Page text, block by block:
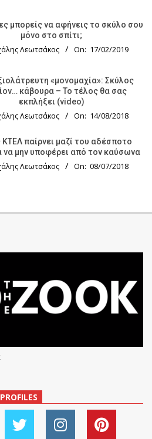
μπορείς να αφήνεις το σκύλο σου
μόνο στο σπίτι;
Λεωτσάκος On: 17/02/2019
«μονομαχία»: Σκύλος
κάβουρα – Το τέλος θα σας
εκπλήξει (video)
Λεωτσάκος On: 14/08/2018
παίρνει μαζί του αδέσποτο
να μην υποφέρει από τον καύσωνα
Λεωτσάκος On: 08/07/2018